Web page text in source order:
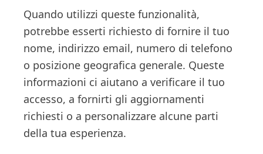
Quando utilizzi queste funzionalità,
potrebbe esserti richiesto di fornire il tuo
nome, indirizzo email, numero di telefono
o posizione geografica generale. Queste
informazioni ci aiutano a verificare il tuo
accesso, a fornirti gli aggiornamenti
richiesti o a personalizzare alcune parti
della tua esperienza.